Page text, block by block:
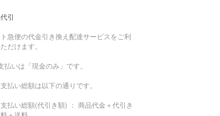
引
急便の代金引き換え配達サービスをご利
だけます。
払いは「現金のみ」です。
払い総額は以下の通りです。
払い総額(代引き額) ： 商品代金＋代引き